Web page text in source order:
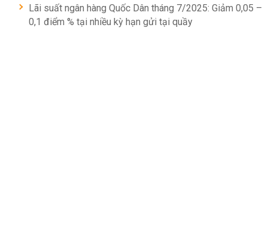
Lãi suất ngân hàng Quốc Dân tháng 7/2025: Giảm 0,05 –
0,1 điểm % tại nhiều kỳ hạn gửi tại quầy